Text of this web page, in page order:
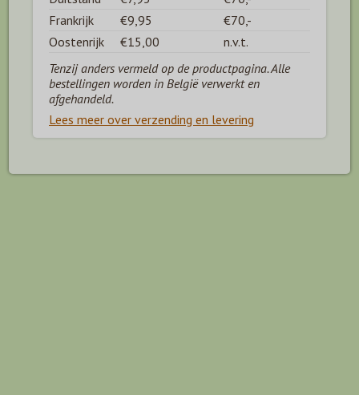
Frankrijk
€9,95
€70,-
Oostenrijk
€15,00
n.v.t.
Tenzij anders vermeld op de productpagina. Alle
bestellingen worden in België verwerkt en
afgehandeld.
Lees meer over verzending en levering